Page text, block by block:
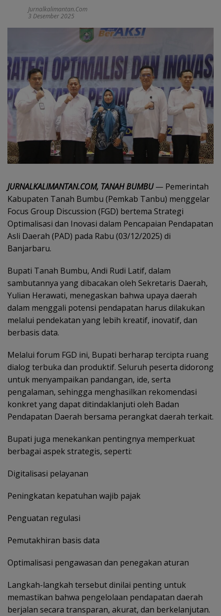
Jurnalkalimantan.com
3 Desember 2025
JURNALKALIMANTAN.COM, TANAH BUMBU— Pemerintah
Kabupaten Tanah Bumbu (Pemkab Tanbu) menggelar
Focus Group Discussion (FGD) bertema Strategi
Optimalisasi dan Inovasi dalam Pencapaian Pendapatan
Asli Daerah (PAD) pada Rabu (03/12/2025) di
Banjarbaru.
Bupati Tanah Bumbu, Andi Rudi Latif, dalam
sambutannya yang dibacakan oleh Sekretaris Daerah,
Yulian Herawati, menegaskan bahwa upaya daerah
dalam menggali potensi pendapatan harus dilakukan
melalui pendekatan yang lebih kreatif, inovatif, dan
berbasis data.
Melalui forum FGD ini, Bupati berharap tercipta ruang
dialog terbuka dan produktif. Seluruh peserta didorong
untuk menyampaikan pandangan, ide, serta
pengalaman, sehingga menghasilkan rekomendasi
konkret yang dapat ditindaklanjuti oleh Badan
Pendapatan Daerah bersama perangkat daerah terkait.
Bupati juga menekankan pentingnya memperkuat
berbagai aspek strategis, seperti:
Digitalisasi pelayanan
Peningkatan kepatuhan wajib pajak
Penguatan regulasi
Pemutakhiran basis data
Optimalisasi pengawasan dan penegakan aturan
Langkah-langkah tersebut dinilai penting untuk
memastikan bahwa pengelolaan pendapatan daerah
berjalan secara transparan, akurat, dan berkelanjutan.